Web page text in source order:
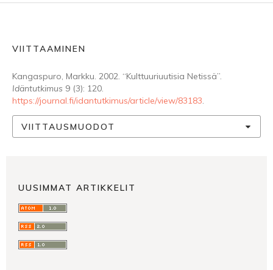
VIITTAAMINEN
Kangaspuro, Markku. 2002. “Kulttuuriuutisia Netissä”.
Idäntutkimus 9 (3): 120.
https://journal.fi/idantutkimus/article/view/83183.
VIITTAUSMUODOT
UUSIMMAT ARTIKKELIT